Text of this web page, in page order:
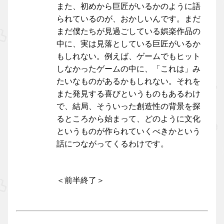
また、初めから巨匠がいるかのように語
られているのが、おかしいんです。まだ
まだ僕たちが見過ごしている娯楽作品の
中に、実は見落としている巨匠がいるか
もしれない。例えば、ゲームでもヒット
しなかったゲームの中に、「これは」み
たいなものがあるかもしれない。それを
また発見する喜びというものもあるわけ
で、結局、そういった創造性の背景を探
るところから始まって、どのように文化
というものが作られていくべきかという
話につながってくるわけです。
＜前半終了＞